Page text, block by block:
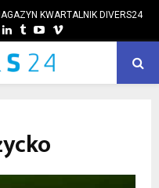
KWARTALNIK DIVERS24
LINKEDIN
TUMBLRYOUTUBE
VIMEO